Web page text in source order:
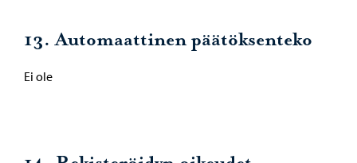
13. Automaattinen päätöksenteko
Ei ole